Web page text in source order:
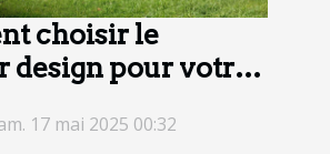
choisir le
design pour votre
17 mai 2025 00:32